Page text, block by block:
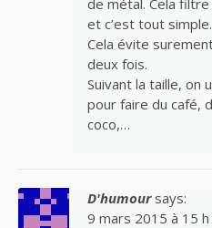
de métal. Cela
et c’est tout simple.
Cela évite
deux fois.
Suivant la taille, on
pour faire du café,
coco,…
D'humour says:
9 mars 2015 à 15 h